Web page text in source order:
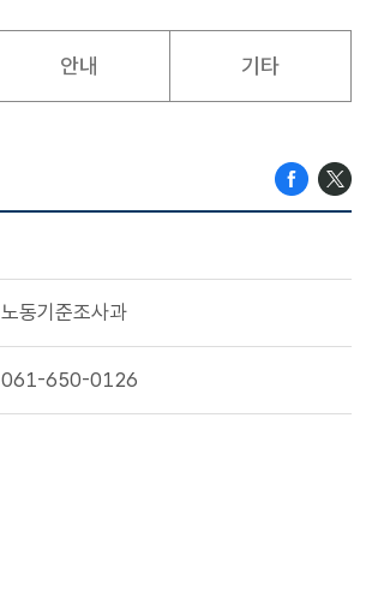
안내 기타
노동기준조사과
061-650-0126